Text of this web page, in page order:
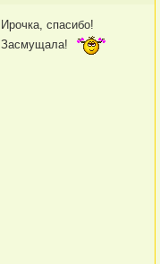
Ирочка, спасибо!
Засмущала!